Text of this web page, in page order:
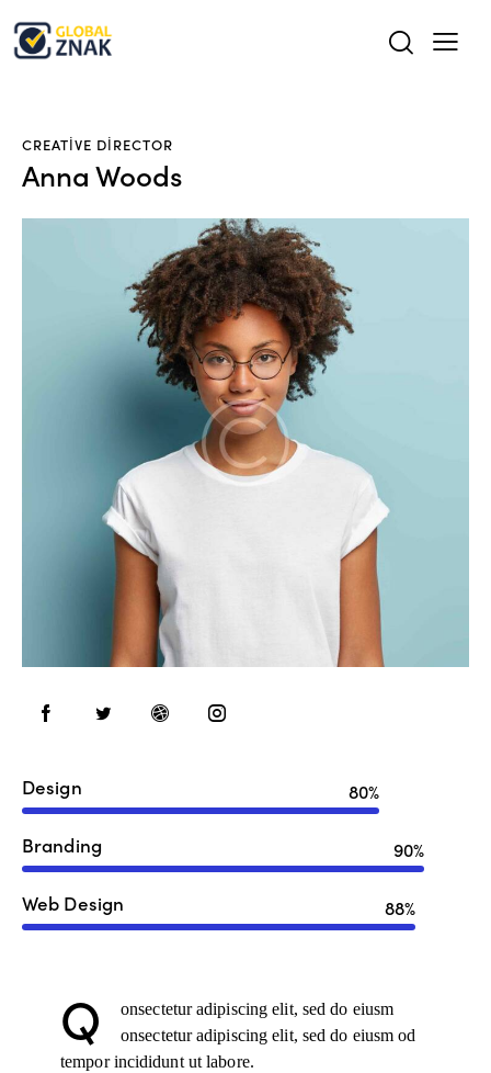
CREATIVE DIRECTOR
Anna Woods
Design 80%
Branding 90%
Web Design 88%
Q
onsectetur adipiscing elit, sed do eiusm
onsectetur adipiscing elit, sed do eiusm od
tempor incididunt ut labore.